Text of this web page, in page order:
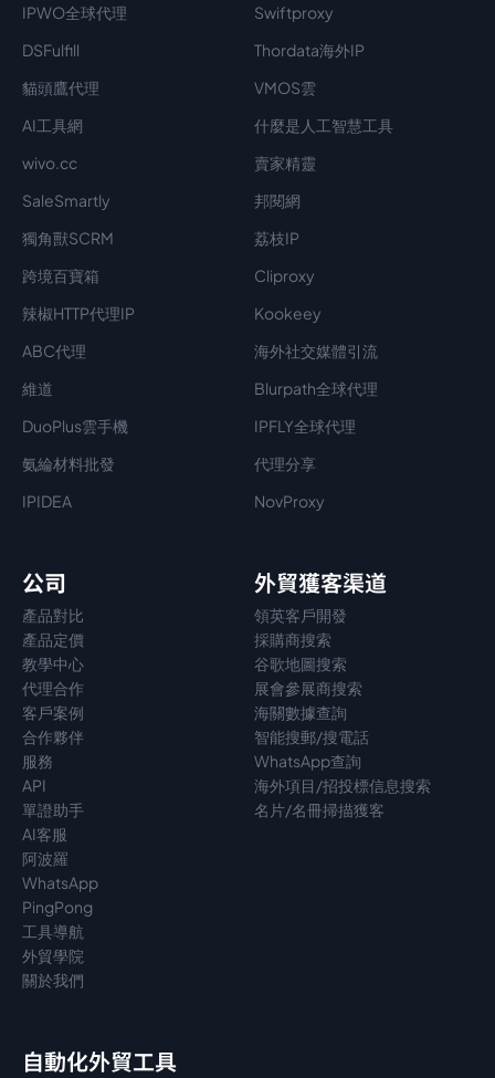
IPWO全球代理
Swiftproxy
DSFulfill
Thordata海外IP
貓頭鷹代理
VMOS雲
AI工具網
什麼是人工智慧工具
wivo.cc
賣家精靈
SaleSmartly
邦閱網
獨角獸SCRM
荔枝IP
跨境百寶箱
Cliproxy
辣椒HTTP代理IP
Kookeey
ABC代理
海外社交媒體引流
維道
Blurpath全球代理
DuoPlus雲手機
IPFLY全球代理
氨綸材料批發
代理分享
IPIDEA
NovProxy
公司
產品對比
產品定價
教學中心
代理合作
客戶案例
合作夥伴
服務
API
單證助手
AI客服
阿波羅
WhatsApp
PingPong
工具導航
外貿學院
關於我們
外貿獲客渠道
領英客戶開發
採購商搜索
谷歌地圖搜索
展會參展商搜索
海關數據查詢
智能搜郵/搜電話
WhatsApp查詢
海外項目/招投標信息搜索
名片/名冊掃描獲客
自動化外貿工具